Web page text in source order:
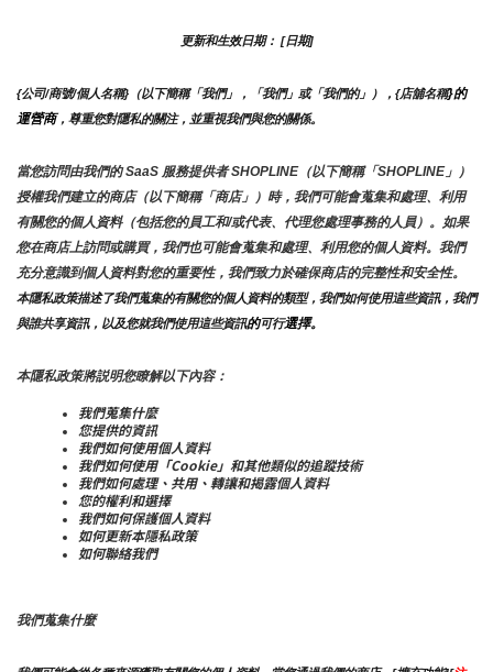
更新和生效日期： [日期]
{公司/商號/個人名稱}（以下簡稱「我們」，「我們」或「我們的」），{店舖名稱}的
運營商，尊重您對隱私的關注，並重視我們與您的關係。
當您訪問由我們的 SaaS 服務提供者 SHOPLINE（以下簡稱「SHOPLINE」）
授權我們建立的商店（以下簡稱「商店」）時，我們可能會蒐集和處理、利用
有關您的個人資料（包括您的員工和/或代表、代理您處理事務的人員）。如果
您在商店上訪問或購買，我們也可能會蒐集和處理、利用您的個人資料。我們
充分意識到個人資料對您的重要性，我們致力於確保商店的完整性和安全性。
本隱私政策描述了我們蒐集的有關您的個人資料的類型，我們如何使用這些資訊，我們
與誰共享資訊，以及您就我們使用這些資訊的可行選擇。
本隱私政策將説明您瞭解以下內容：
我們蒐集什麼
您提供的資訊
我們如何使用個人資料
我們如何使用「Cookie」和其他類似的追蹤技術
我們如何處理、共用、轉讓和揭露個人資料
您的權利和選擇
我們如何保護個人資料
如何更新本隱私政策
如何聯絡我們
我們蒐集什麼